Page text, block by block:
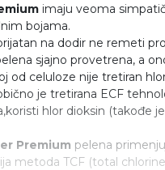
imaju veoma
bojama.
na dodir ne remeti
sjajno provetrena, a
od celuloze nije tretiran
je tretirana ECF
hlor dioksin (takođe
Premium pelena
metoda TCF (total